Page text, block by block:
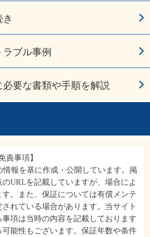
ブル事例
要な書類や手順を解説
責事項】
報を基に作成・公開しています。掲
URLを記載していますが、場合によ
。また、保証については有償メンテ
れている場合があります。当サイト
項は当時の内容を記載しております
能性もございます。保証年数や条件